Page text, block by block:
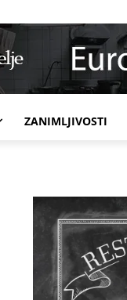
ZANIMLJIVOSTI